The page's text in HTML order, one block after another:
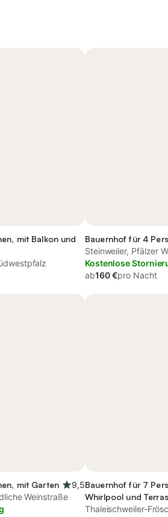
mit Balkon und
Bauernhof für 4
Steinweiler, Pfälzer
Kostenlose
ab160 €pro Nacht
mit Garten
9,5
Weinstraße
Bauernhof für 7
Whirlpool und
und Sauna
Thaleischweiler-